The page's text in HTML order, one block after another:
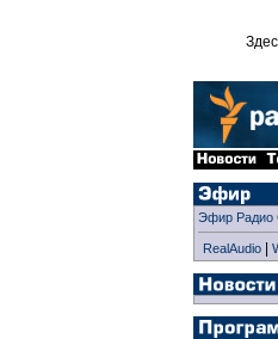
Эфир Радио
RealAudio|